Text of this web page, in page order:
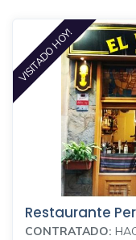
VISITADO HOY!
Restaurante
CONTRATADO: